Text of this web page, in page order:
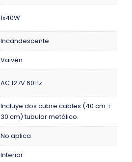
1x40W
Incandescente
Vaivén
AC 127V 60Hz
Incluye dos cubre cables (40 cm +
30 cm) tubular metálico.
No aplica
Interior